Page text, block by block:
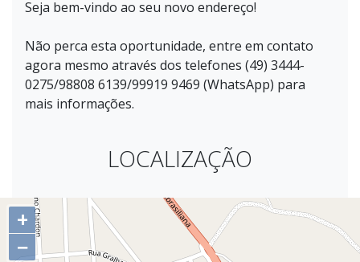
Seja bem-vindo ao seu novo endereço!
Não perca esta oportunidade, entre em contato
agora mesmo através dos telefones (49) 3444-
0275/98808 6139/99919 9469 (WhatsApp) para
mais informações.
LOCALIZAÇÃO
+
−